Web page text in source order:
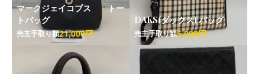
マークジェイコブス トー
トバッグ
売主手取り額21,000円
DAKS(ダックス) バッグ
売主手取り額5,000円